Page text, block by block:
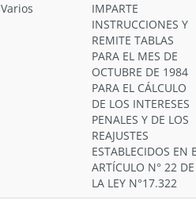
Varios
IMPARTE
INSTRUCCIONES Y
REMITE TABLAS
PARA EL MES DE
OCTUBRE DE 1984
PARA EL CÁLCULO
DE LOS INTERESES
PENALES Y DE LOS
REAJUSTES
ESTABLECIDOS EN
ARTÍCULO N° 22 DE
LA LEY N°17.322